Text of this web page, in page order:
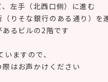
左手（北西口側）に進む
りそな銀行のある通り）を
るビルの2階です
ますので、
はお声かけください